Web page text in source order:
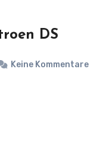
DS
Keine Kommentare